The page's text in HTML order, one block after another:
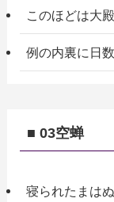
このほどは大
例の内裏に日
■ 03空蝉
寝られたまは